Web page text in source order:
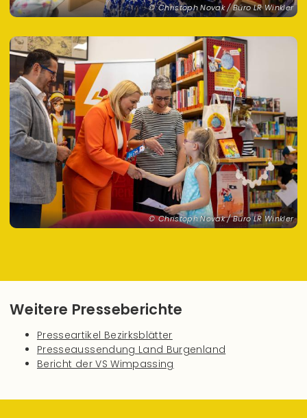
Christoph Novak / Büro LR Winkler
Christoph Novak / Büro LR Winkler
Weitere Presseberichte
Presseartikel Bezirksblätter
Presseaussendung Land Burgenland
Bericht der VS Wimpassing